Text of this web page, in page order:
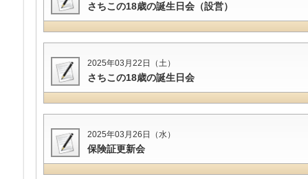
さちこの18歳の誕生日会（設営）
2025年03月22日（土）
さちこの18歳の誕生日会
2025年03月26日（水）
保険証更新会